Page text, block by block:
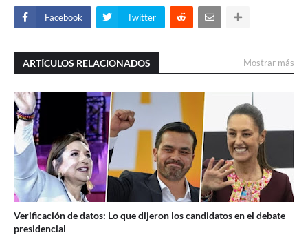
Facebook Twitter
ARTÍCULOS RELACIONADOS Mostrar más
Verificación de datos: Lo que dijeron los candidatos en el debate
presidencial